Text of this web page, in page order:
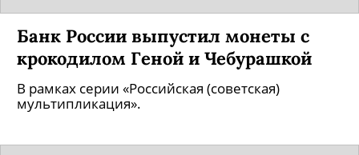
Банк России выпустил монеты с
крокодилом Геной и Чебурашкой
В рамках серии «Российская (советская)
мультипликация».